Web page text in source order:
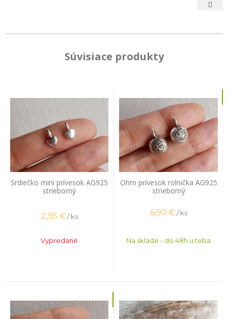
Súvisiace produkty
Srdiečko mini prívesok AG925
strieborný
2,95 € / ks
Vypredané
Ohm prívesok rolnička AG925
strieborný
6,90 € / ks
Na sklade - do 48h u teba